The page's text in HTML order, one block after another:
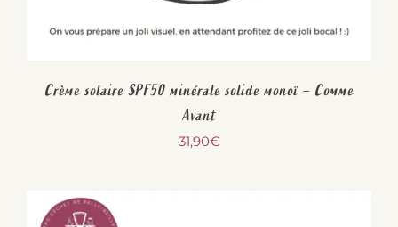
Crème solaire SPF50 minérale solide monoï – Comme
Avant
31,90€